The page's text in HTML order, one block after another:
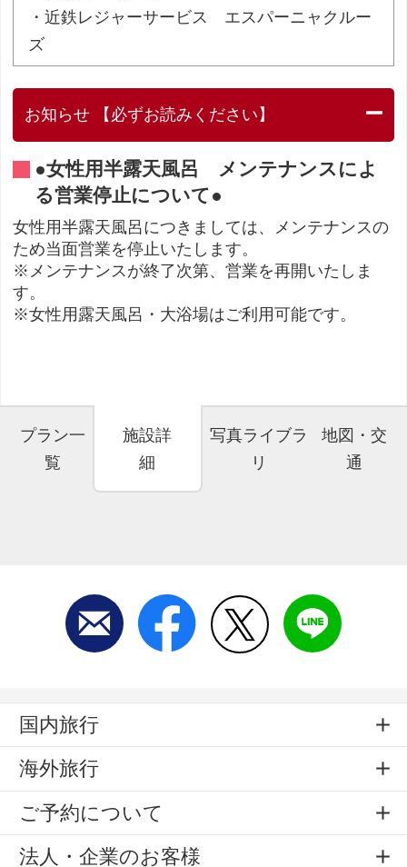
・近鉄レジャーサービス エスパーニャクルー
ズ
お知らせ 【必ずお読みください】
●女性用半露天風呂 メンテナンスによ
る営業停止について●
女性用半露天風呂につきましては、メンテナンスの
ため当面営業を停止いたします。
※メンテナンスが終了次第、営業を再開いたしま
す。
※女性用露天風呂・大浴場はご利用可能です。
プラン一
覧
施設詳
細
写真ライブラ
リ
地図・交
通
国内旅行
海外旅行
ご予約について
法人・企業のお客様